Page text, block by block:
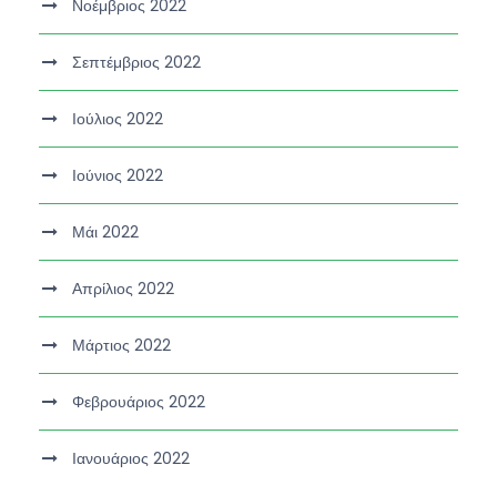
Νοέμβριος 2022
Σεπτέμβριος 2022
Ιούλιος 2022
Ιούνιος 2022
Μάι 2022
Απρίλιος 2022
Μάρτιος 2022
Φεβρουάριος 2022
Ιανουάριος 2022